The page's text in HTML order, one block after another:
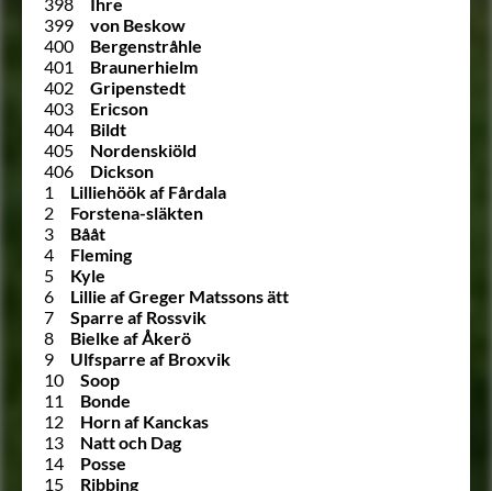
398
Ihre
399
von Beskow
400
Bergenstråhle
401
Braunerhielm
402
Gripenstedt
403
Ericson
404
Bildt
405
Nordenskiöld
406
Dickson
1
Lilliehöök af Fårdala
2
Forstena-släkten
3
Bååt
4
Fleming
5
Kyle
6
Lillie af Greger Matssons ätt
7
Sparre af Rossvik
8
Bielke af Åkerö
9
Ulfsparre af Broxvik
10
Soop
11
Bonde
12
Horn af Kanckas
13
Natt och Dag
14
Posse
15
Ribbing